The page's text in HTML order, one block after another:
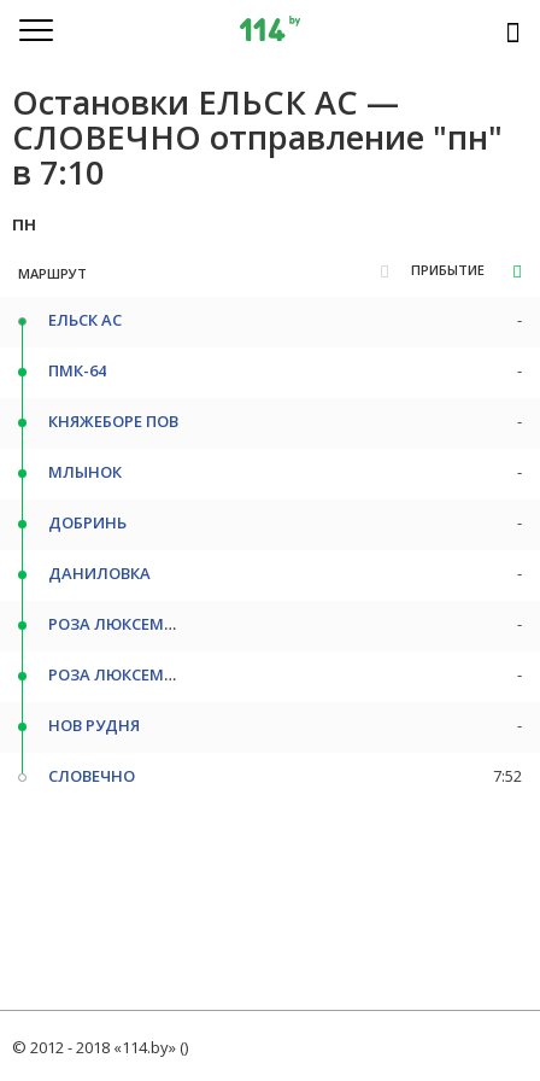
Остановки ЕЛЬСК АС —
СЛОВЕЧНО отправление "пн"
в 7:10
пн
МАРШРУТ ПРИБЫТИЕ
ЕЛЬСК АС -
ПМК-64 -
КНЯЖЕБОРЕ ПОВ -
МЛЫНОК -
ДОБРИНЬ -
ДАНИЛОВКА -
РОЗА ЛЮКСЕМБУРГ П -
РОЗА ЛЮКСЕМБУРГ -
НОВ РУДНЯ -
СЛОВЕЧНО 7:52
© 2012 - 2018 «114.by» ()